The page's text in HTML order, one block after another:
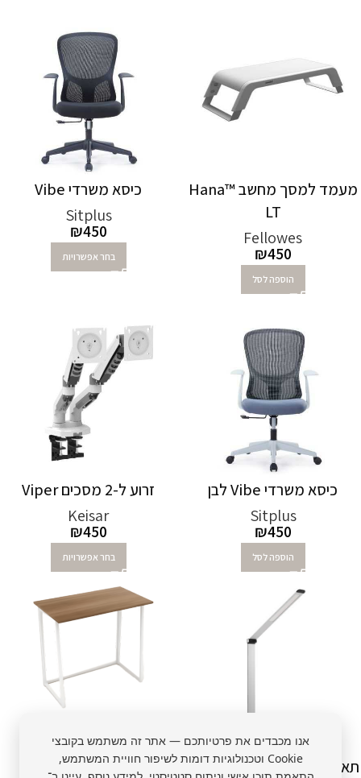
אנו מכבדים את פרטיותכם — אתר זה משתמש בקובצי
Cookie וטכנולוגיות דומות לשיפור חוויית המשתמש,
מעמד למסך מחשב Hana™
LT
Fellowes
₪450
הוספה לסל
כיסא משרדי Vibe
Sitplus
₪450
בחר אפשרויות
כיסא משרדי Vibe לבן
Sitplus
₪450
הוספה לסל
זרוע ל-2 מסכים Viper
Keisar
₪450
בחר אפשרויות
תאורת לד שולחנית מתקדמת
sunon
₪490